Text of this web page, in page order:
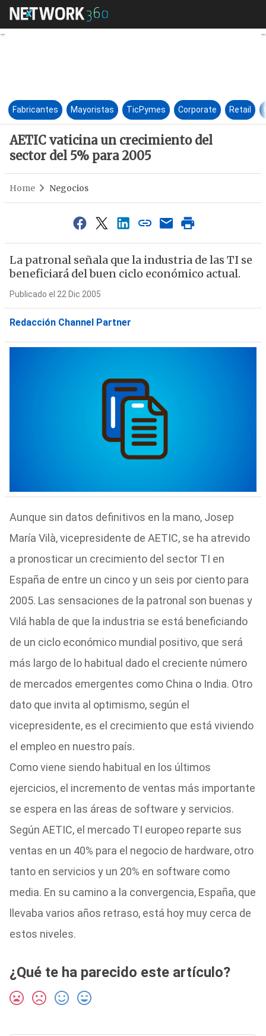
AETIC vaticina un
Fabricantes Mayoristas TicPymes Corporate Retail
AETIC vaticina un crecimiento del
sector del 5% para 2005
Home Negocios
La patronal señala que la industria de las TI se
beneficiará del buen ciclo económico actual.
Publicado el 22 Dic 2005
Redacción Channel Partner
Aunque sin datos definitivos en la mano, Josep
María Vilà, vicepresidente de AETIC, se ha atrevido
a pronosticar un crecimiento del sector TI en
España de entre un cinco y un seis por ciento para
2005. Las sensaciones de la patronal son buenas y
Vilá habla de que la industria se está beneficiando
de un ciclo económico mundial positivo, que será
más largo de lo habitual dado el creciente número
de mercados emergentes como China o India. Otro
dato que invita al optimismo, según el
vicepresidente, es el crecimiento que está viviendo
el empleo en nuestro país.
Como viene siendo habitual en los últimos
ejercicios, el incremento de ventas más importante
se espera en las áreas de software y servicios.
Según AETIC, el mercado TI europeo reparte sus
ventas en un 40% para el negocio de hardware, otro
tanto en servicios y un 20% en software como
media. En su camino a la convergencia, España, que
llevaba varios años retraso, está hoy muy cerca de
estos niveles.
¿Qué te ha parecido este artículo?